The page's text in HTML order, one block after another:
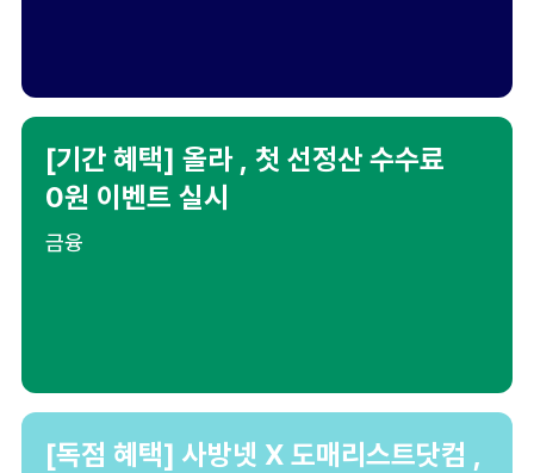
[기간 혜택] 올라 , 첫 선정산 수수료
0원 이벤트 실시
금융
[독점 혜택] 사방넷 X 도매리스트닷컴 ,